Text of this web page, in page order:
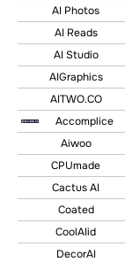
AI Photos
AI Reads
AI Studio
AIGraphics
AITWO.CO
Accomplice
Aiwoo
CPUmade
Cactus AI
Coated
CoolAIid
DecorAI